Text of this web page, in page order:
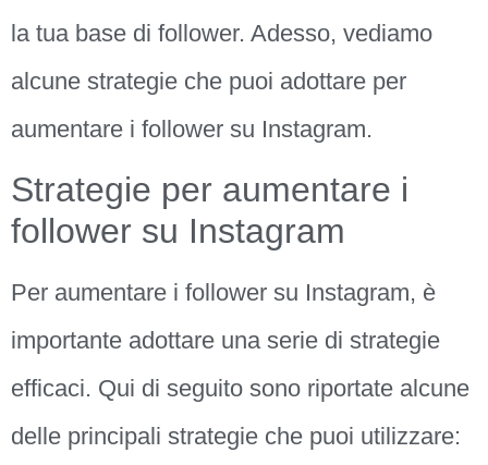
la tua base di follower. Adesso, vediamo
alcune strategie che puoi adottare per
aumentare i follower su Instagram.
Strategie per aumentare i
follower su Instagram
Per aumentare i follower su Instagram, è
importante adottare una serie di strategie
efficaci. Qui di seguito sono riportate alcune
delle principali strategie che puoi utilizzare: